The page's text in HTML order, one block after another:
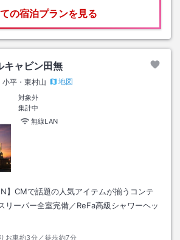
の宿泊プランを見る
キャビン田無
平・東村山
地図
対象外
集計中
無線LAN
】CMで話題の人気アイテムが揃うコンテ
リーパー全室完備／ReFa高級シャワーヘッ
お車約3分／徒歩約7分